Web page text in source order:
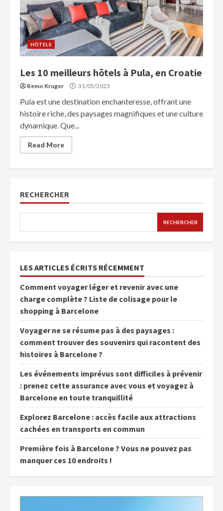
HÔTELS
Les 10 meilleurs hôtels à Pula, en Croatie
Remo Kruger 31/05/2023
Pula est une destination enchanteresse, offrant une
histoire riche, des paysages magnifiques et une culture
dynamique. Que...
Read More
RECHERCHER
RECHERCHER
LES ARTICLES ÉCRITS RÉCEMMENT
Comment voyager léger et revenir avec une
charge complète ? Liste de colisage pour le
shopping à Barcelone
Voyager ne se résume pas à des paysages :
comment trouver des souvenirs qui racontent des
histoires à Barcelone ?
Les événements imprévus sont difficiles à prévenir
: prenez cette assurance avec vous et voyagez à
Barcelone en toute tranquillité
Explorez Barcelone : accès facile aux attractions
cachées en transports en commun
Première fois à Barcelone ? Vous ne pouvez pas
manquer ces 10 endroits !